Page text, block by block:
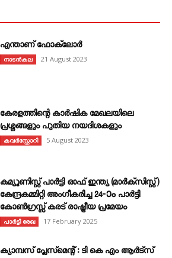
എന്താണ്‌ ഫോക്‌ലോർ
നാടൻകല 21 August 2023
കേരളത്തിന്റെ കാർഷിക മേഖലയിലെ
പ്രശ്നങ്ങളും പുതിയ നയദിശകളും
കവര്‍സ്റ്റോറി 5 August 2023
കമ്യൂണിസ്റ്റ് പാർട്ടി ഓഫ് ഇന്ത്യ (മാർക്സിസ്റ്റ്)
കേന്ദ്രകമ്മിറ്റി അംഗീകരിച്ച 24‐ാം പാർട്ടി
കോൺഗ്രസ്സ് കരട് രാഷ്ട്രീയ പ്രമേയം
പാർട്ടി രേഖ 17 February 2025
ക്യാമ്പസ് പ്ലേസ്മെന്റ് : ടി കെ എം ആർട്സ്